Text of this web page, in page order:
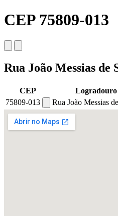
CEP 75809-013
Rua João Messias de
CEP Logradouro
75809-013
Rua João Messias